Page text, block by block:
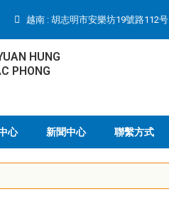
越南 : 胡志明市安樂坊19號路112号
HUNG
PHONG
心 新聞中心 聯繫方式